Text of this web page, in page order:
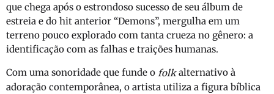
que chega após o estrondoso sucesso de seu álbum de
estreia e do hit anterior “Demons”, mergulha em um
terreno pouco explorado com tanta crueza no gênero: a
identificação com as falhas e traições humanas.
Com uma sonoridade que funde o folkalternativo à
adoração contemporânea, o artista utiliza a figura bíblica